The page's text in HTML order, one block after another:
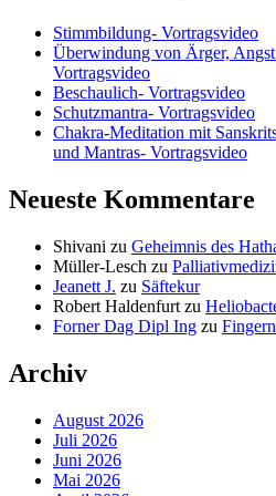
Stimmbildung- Vortragsvideo
Überwindung von Ärger,
Vortragsvideo
Beschaulich- Vortragsvideo
Schutzmantra- Vortragsvideo
Chakra-Meditation mit
und Mantras- Vortragsvideo
Neueste Kommentare
Shivani zu Geheimnis des
Müller-Lesch zu
Jeanett J. zu Säftekur
Robert Haldenfurt zu
Forner Dag Dipl Ing zu
Archiv
August 2026
Juli 2026
Juni 2026
Mai 2026